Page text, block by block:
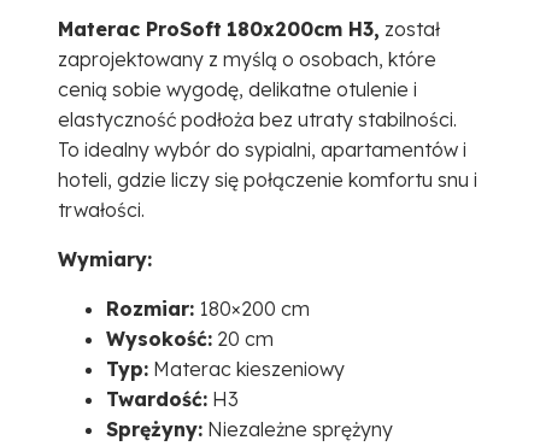
Materac ProSoft 180x200cm H3, został
zaprojektowany z myślą o osobach, które
cenią sobie wygodę, delikatne otulenie i
elastyczność podłoża bez utraty stabilności.
To idealny wybór do sypialni, apartamentów i
hoteli, gdzie liczy się połączenie komfortu snu i
trwałości.
Wymiary:
Rozmiar: 180×200 cm
Wysokość: 20 cm
Typ: Materac kieszeniowy
Twardość: H3
Sprężyny: Niezależne sprężyny